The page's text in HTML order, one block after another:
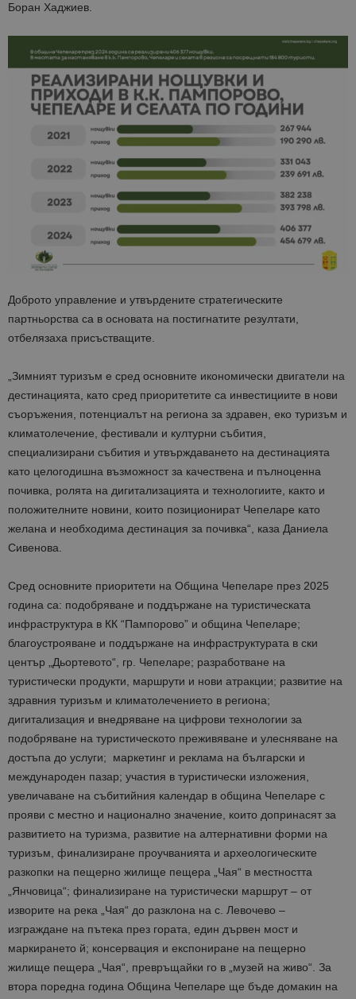
Боран Хаджиев.
Доброто управление и утвърдените стратегическите
партньорства са в основата на постигнатите резултати,
отбелязаха присъстващите.
„Зимният туризъм е сред основните икономически двигатели на
дестинацията, като сред приоритетите са инвестициите в нови
съоръжения, потенциалът на региона за здравен, еко туризъм и
климатолечение, фестивали и културни събития,
специализирани събития и утвърждаването на дестинацията
като целогодишна възможност за качествена и пълноценна
почивка, ролята на дигитализацията и технологиите, както и
положителните новини, които позиционират Чепеларе като
желана и необходима дестинация за почивка“, каза Даниела
Сивенова.
Сред основните приоритети на Община Чепеларе през 2025
година са: подобряване и поддържане на туристическата
инфраструктура в КК “Пампорово” и община Чепеларе;
благоустрояване и поддържане на инфраструктурата в ски
център „Дьортевото“, гр. Чепеларе; разработване на
туристически продукти, маршрути и нови атракции; развитие на
здравния туризъм и климатолечението в региона;
дигитализация и внедряване на цифрови технологии за
подобряване на туристическото преживяване и улесняване на
достъпа до услуги; маркетинг и реклама на български и
международен пазар; участия в туристически изложения,
увеличаване на събитийния календар в община Чепеларе с
прояви с местно и национално значение, които допринасят за
развитието на туризма, развитие на алтернативни форми на
туризъм, финализиране проучванията и археологическите
разкопки на пещерно жилище пещера „Чая“ в местността
„Янчовица“; финализиране на туристически маршрут – от
изворите на река „Чая“ до разклона на с. Левочево –
изграждане на пътека през гората, един дървен мост и
маркирането й; консервация и експониране на пещерно
жилище пещера „Чая“, превръщайки го в „музей на живо“. За
втора поредна година Община Чепеларе ще бъде домакин на